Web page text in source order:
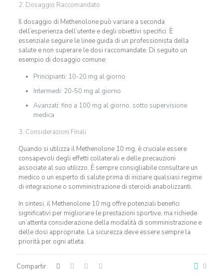
2. Dosaggio Raccomandato
Il dosaggio di Methenolone può variare a seconda
dell’esperienza dell’utente e degli obiettivi specifici. È
essenziale seguire le linee guida di un professionista della
salute e non superare le dosi raccomandate. Di seguito un
esempio di dosaggio comune:
Principianti: 10-20 mg al giorno
Intermedi: 20-50 mg al giorno
Avanzati: fino a 100 mg al giorno, sotto supervisione
medica
3. Considerazioni Finali
Quando si utilizza il Methenolone 10 mg, è cruciale essere
consapevoli degli effetti collaterali e delle precauzioni
associate al suo utilizzo. È sempre consigliabile consultare un
medico o un esperto di salute prima di iniziare qualsiasi regime
di integrazione o somministrazione di steroidi anabolizzanti.
In sintesi, il Methenolone 10 mg offre potenziali benefici
significativi per migliorare le prestazioni sportive, ma richiede
un’attenta considerazione della modalità di somministrazione e
delle dosi appropriate. La sicurezza deve essere sempre la
priorità per ogni atleta.
Compartir 0